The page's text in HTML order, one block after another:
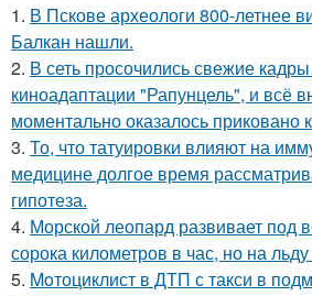
1. В Пскове археологи 800-летнее
Балкан нашли.
2. В сеть просочились свежие
киноадаптации "Рапунцель", и всё
моментально оказалось приковано
3. То, что татуировки влияют на
медицине долгое время
гипотеза.
4. Морской леопард развивает под
сорока километров в час, но на
5. Moтоциклист в ДТП с такси в